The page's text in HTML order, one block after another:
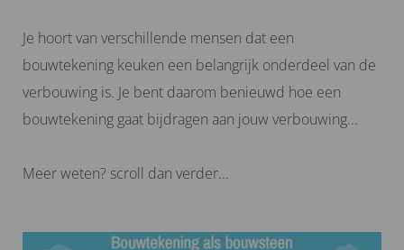
Je hoort van verschillende mensen dat een
bouwtekening keuken een belangrijk onderdeel van de
verbouwing is. Je bent daarom benieuwd hoe een
bouwtekening gaat bijdragen aan jouw verbouwing...
Meer weten? scroll dan verder...